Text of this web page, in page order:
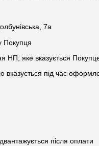
7а
Покупця
НП, яке вказується
під час
після оплати